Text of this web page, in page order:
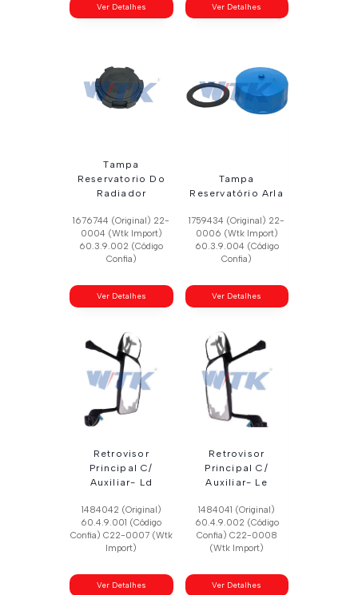
Ver Detalhes Ver Detalhes
Tampa
Reservatorio Do
Radiador
1676744 (Original) 22-
0004 (Wtk Import)
60.3.9.002 (Código
Confia)
Ver Detalhes
Tampa
Reservatório Arla
1759434 (Original) 22-
0006 (Wtk Import)
60.3.9.004 (Código
Confia)
Ver Detalhes
Retrovisor
Principal C/
Auxiliar- Ld
1484042 (Original)
60.4.9.001 (Código
Confia) C22-0007 (Wtk
Import)
Ver Detalhes
Retrovisor
Principal C/
Auxiliar- Le
1484041 (Original)
60.4.9.002 (Código
Confia) C22-0008
(Wtk Import)
Ver Detalhes